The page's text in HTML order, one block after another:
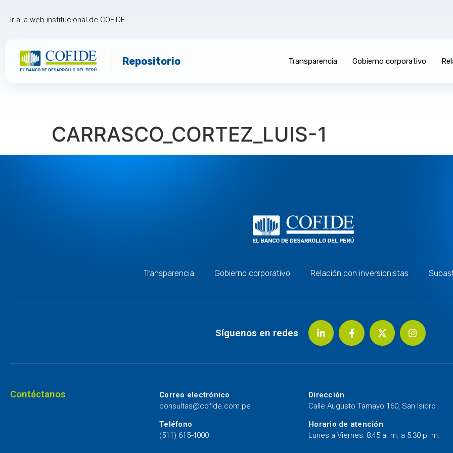
Ir a la web institucional de COFIDE
Repositorio Transparencia Gobierno corporativo
CARRASCO_CORTEZ_LUIS-1
Transparencia Gobierno corporativo Relación con inversionistas
Síguenos en redes
Contáctanos
Correo electrónico
consultas@cofide.com.pe
Teléfono
(511) 615-4000
Dirección
Calle Augusto Tamayo 160, San Isidro
Horario de atención
Lunes a Viernes: 8:45 a. m. a 5:30 p. m.